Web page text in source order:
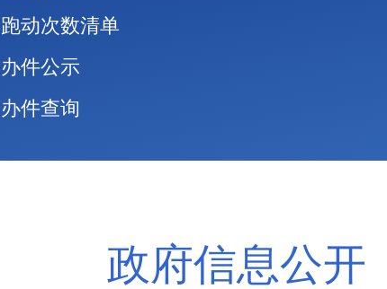
跑动次数清单
办件公示
办件查询
政府信息公开